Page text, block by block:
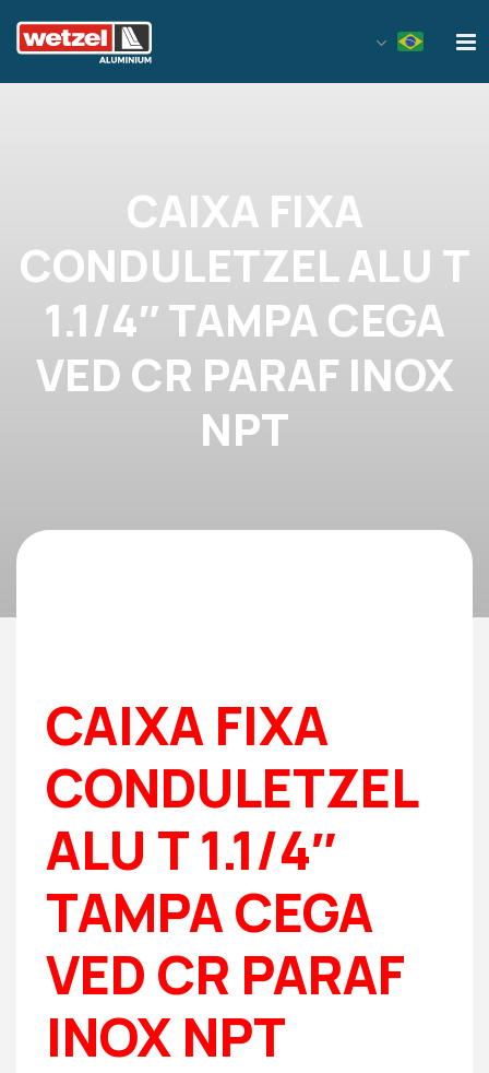
CAIXA FIXA
CONDULETZEL ALU T
1.1/4″ TAMPA CEGA
VED CR PARAF INOX
NPT
CAIXA FIXA
CONDULETZEL
ALU T 1.1/4″
TAMPA CEGA
VED CR PARAF
INOX NPT